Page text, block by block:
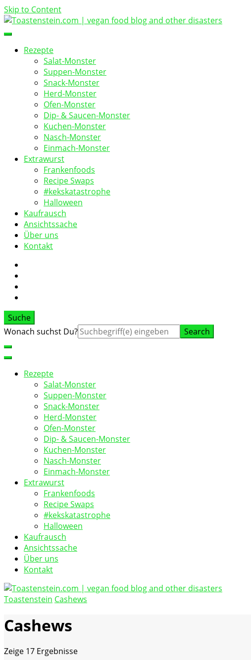
Skip to Content
Toastenstein.com
vegan food blog
Rezepte
Salat-Monster
Suppen-Monster
Snack-Monster
Herd-Monster
Ofen-Monster
Dip- & Saucen-Monster
Kuchen-Monster
Nasch-Monster
Einmach-Monster
Extrawurst
Frankenfoods
Recipe Swaps
#kekskatastrophe
Halloween
Kaufrausch
Ansichtssache
Über uns
Kontakt
Suche
Suche
Wonach suchst Du?
Rezepte
Salat-Monster
Suppen-Monster
Snack-Monster
Herd-Monster
Ofen-Monster
Dip- & Saucen-Monster
Kuchen-Monster
Nasch-Monster
Einmach-Monster
Extrawurst
Frankenfoods
Recipe Swaps
#kekskatastrophe
Halloween
Kaufrausch
Ansichtssache
Über uns
Kontakt
Toastenstein.com
Toastenstein Cashews
Cashews
Zeige 17 Ergebnisse